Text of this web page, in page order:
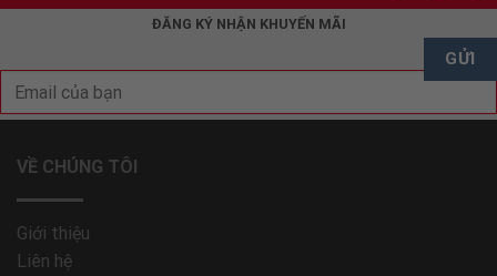
ĐĂNG KÝ NHẬN KHUYẾN MÃI
VỀ CHÚNG TÔI
Giới thiệu
Liên hệ